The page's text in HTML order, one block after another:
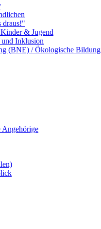
draus!"
& Jugend
Inklusion
(BNE) / Ökologische Bildung
Angehörige